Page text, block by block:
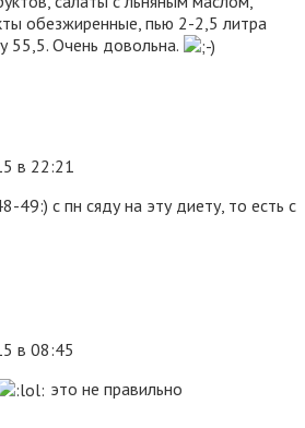
обезжиренные, пью 2-2,5 литра
55,5. Очень довольна.
в 22:21
49:) с пн сяду на эту диету, то есть с
в 08:45
это не правильно